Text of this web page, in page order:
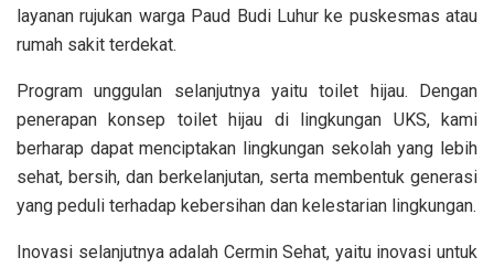
layanan rujukan warga Paud Budi Luhur ke puskesmas atau
rumah sakit terdekat.
Program unggulan selanjutnya yaitu toilet hijau. Dengan
penerapan konsep toilet hijau di lingkungan UKS, kami
berharap dapat menciptakan lingkungan sekolah yang lebih
sehat, bersih, dan berkelanjutan, serta membentuk generasi
yang peduli terhadap kebersihan dan kelestarian lingkungan.
Inovasi selanjutnya adalah Cermin Sehat, yaitu inovasi untuk